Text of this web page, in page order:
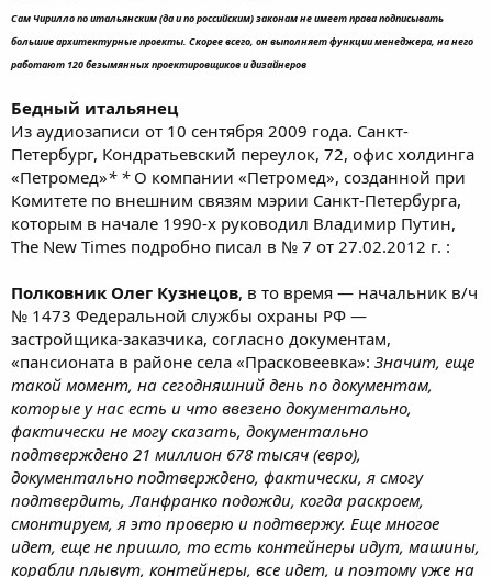
Сам Чирилло по итальянским (да и по российским) законам не имеет права подписывать
большие архитектурные проекты. Скорее всего, он выполняет функции менеджера, на него
работают 120 безымянных проектировщиков и дизайнеров
Бедный итальянец
Из аудиозаписи от 10 сентября 2009 года. Санкт-
Петербург, Кондратьевский переулок, 72, офис холдинга
«Петромед»* *О компании «Петромед», созданной при
Комитете по внешним связям мэрии Санкт-Петербурга,
которым в начале 1990-х руководил Владимир Путин,
The New Times подробно писал в № 7 от 27.02.2012 г. :
Полковник Олег Кузнецов, в то время — начальник в/ч
№ 1473 Федеральной службы охраны РФ —
застройщика-заказчика, согласно документам,
«пансионата в районе села «Прасковеевка»: Значит, еще
такой момент, на сегодняшний день по документам,
которые у нас есть и что ввезено документально,
фактически не могу сказать, документально
подтверждено 21 миллион 678 тысяч (евро),
документально подтверждено, фактически, я смогу
подтвердить, Ланфранко подожди, когда раскроем,
смонтируем, я это проверю и подтвержу. Еще многое
идет, еще не пришло, то есть контейнеры идут, машины,
корабли плывут, контейнеры, все идет, и поэтому уже на